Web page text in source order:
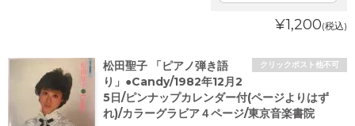
¥1,200(税込)
クリックポスト他不可
松田聖子 「ピアノ弾き語
り」●Candy/1982年12月2
5日/ピンナップカレンダー付(ページよりはず
れ)/カラーグラビア４ページ/東京音楽書院